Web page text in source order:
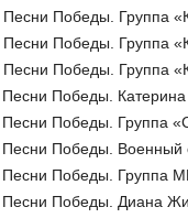
Победы. Группа
Победы. Группа
Песни Победы. Группа
Победы.
Победы. Группа
Победы. Военный
Песни Победы. Группа
Песни Победы. Диана